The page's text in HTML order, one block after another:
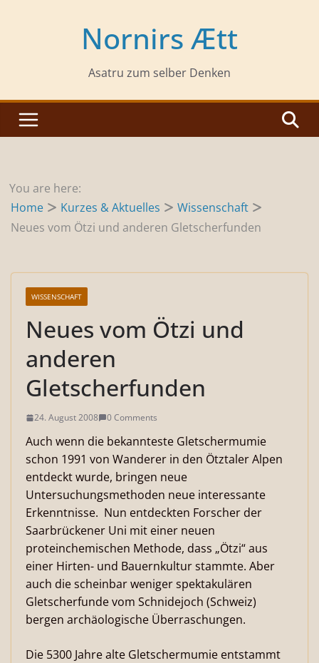
Nornirs Ætt
Asatru zum selber Denken
You are here:
Home
Kurzes & Aktuelles
Wissenschaft
Neues vom Ötzi und anderen Gletscherfunden
WISSENSCHAFT
Neues vom Ötzi und
anderen
Gletscherfunden
24. August 2008 0 Comments
Auch wenn die bekannteste Gletschermumie
schon 1991 von Wanderer in den Ötztaler Alpen
entdeckt wurde, bringen neue
Untersuchungsmethoden neue interessante
Erkenntnisse. Nun entdeckten Forscher der
Saarbrückener Uni mit einer neuen
proteinchemischen Methode, dass „Ötzi“ aus
einer Hirten- und Bauernkultur stammte. Aber
auch die scheinbar weniger spektakulären
Gletscherfunde vom Schnidejoch (Schweiz)
bergen archäologische Überraschungen.
Die 5300 Jahre alte Gletschermumie entstammt